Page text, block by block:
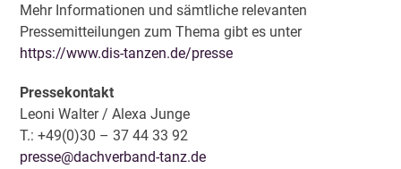
Mehr Informationen und sämtliche relevanten
Pressemitteilungen zum Thema gibt es unter
https://www.dis-tanzen.de/presse
Pressekontakt
Leoni Walter / Alexa Junge
T.: +49(0)30 – 37 44 33 92
presse@dachverband-tanz.de